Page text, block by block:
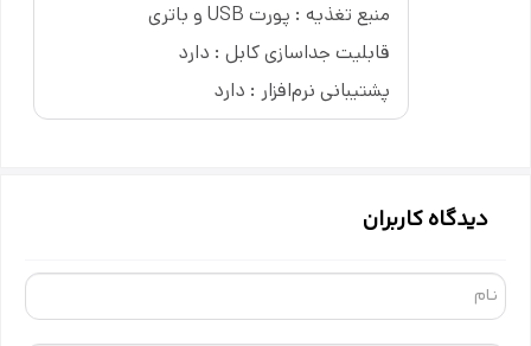
، حس تایپ نرم‌تر و منعطف‌تری
و از خستگی دست در استفاده طولانی مدت جلوگیری می‌کند.
دلخواه خود را اختصاص دهید.
کیبورد Redragon FINKE QMK K715 Pro مناسب برای
منبع تغذیه : پورت USB و باتری
قابلیت جداسازی کابل : دارد
پشتیبانی نرم‌افزار : دارد
دیدگاه کاربران